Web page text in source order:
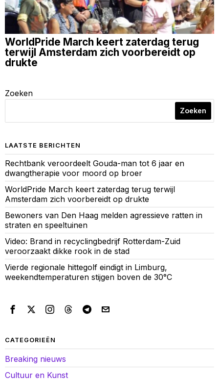
WorldPride March keert zaterdag terug
terwijl Amsterdam zich voorbereidt op
drukte
Zoeken
Zoeken
LAATSTE BERICHTEN
Rechtbank veroordeelt Gouda-man tot 6 jaar en
dwangtherapie voor moord op broer
WorldPride March keert zaterdag terug terwijl
Amsterdam zich voorbereidt op drukte
Bewoners van Den Haag melden agressieve ratten in
straten en speeltuinen
Video: Brand in recyclingbedrijf Rotterdam-Zuid
veroorzaakt dikke rook in de stad
Vierde regionale hittegolf eindigt in Limburg,
weekendtemperaturen stijgen boven de 30°C
CATEGORIEËN
Breaking nieuws
Cultuur en Kunst